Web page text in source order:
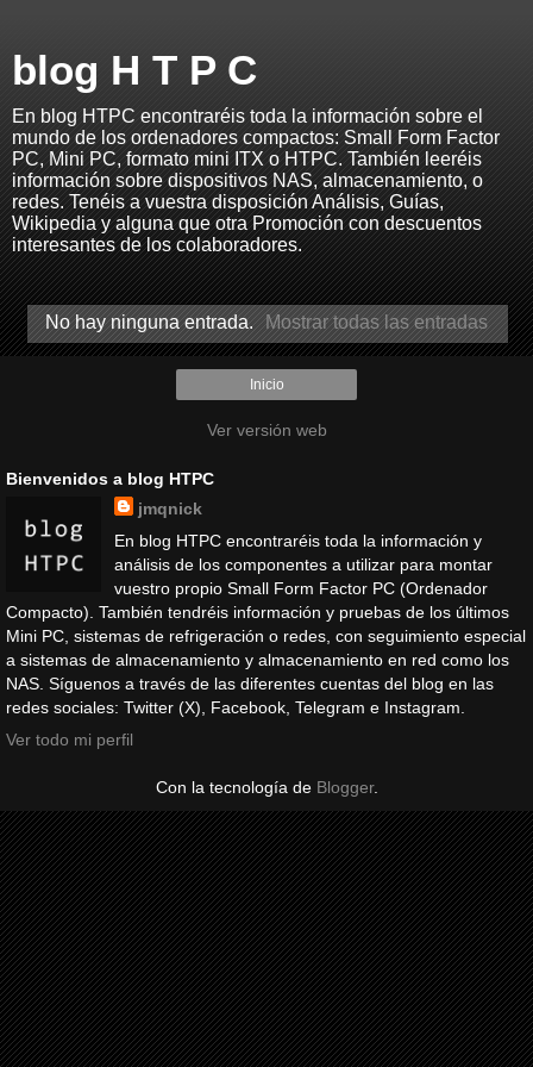
blog H T P C
En blog HTPC encontraréis toda la información sobre el
mundo de los ordenadores compactos: Small Form Factor
PC, Mini PC, formato mini ITX o HTPC. También leeréis
información sobre dispositivos NAS, almacenamiento, o
redes. Tenéis a vuestra disposición Análisis, Guías,
Wikipedia y alguna que otra Promoción con descuentos
interesantes de los colaboradores.
No hay ninguna entrada. Mostrar todas las entradas
Inicio
Ver versión web
Bienvenidos a blog HTPC
jmqnick
En blog HTPC encontraréis toda la información y
análisis de los componentes a utilizar para montar
vuestro propio Small Form Factor PC (Ordenador
Compacto). También tendréis información y pruebas de los últimos
Mini PC, sistemas de refrigeración o redes, con seguimiento especial
a sistemas de almacenamiento y almacenamiento en red como los
NAS. Síguenos a través de las diferentes cuentas del blog en las
redes sociales: Twitter (X), Facebook, Telegram e Instagram.
Ver todo mi perfil
Con la tecnología de Blogger.